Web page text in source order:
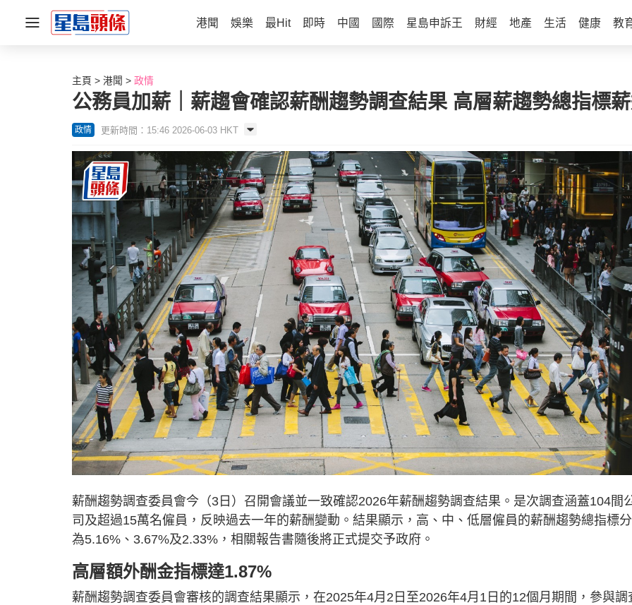
港聞 娛樂 最Hit 即時 中國 國際 星島申訴王 財經 地產 生活 健康 教
主頁 港聞 政情
公務員加薪｜薪趨會確認薪酬趨勢調查結果 高層薪趨勢總指標
政情 更新時間：15:46 2026-06-03 HKT
薪酬趨勢調查委員會今（3日）召開會議並一致確認2026年薪酬趨勢調查結果。是次調查涵蓋104間
司及超過15萬名僱員，反映過去一年的薪酬變動。結果顯示，高、中、低層僱員的薪酬趨勢總指標
為5.16%、3.67%及2.33%，相關報告書隨後將正式提交予政府。
高層額外酬金指標達1.87%
薪酬趨勢調查委員會審核的調查結果顯示，在2025年4月2日至2026年4月1日的12個月期間，參與調